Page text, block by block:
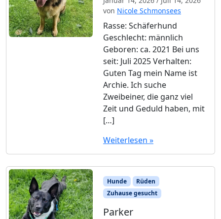
von Nicole Schmonsees
Rasse: Schäferhund
Geschlecht: männlich
Geboren: ca. 2021 Bei uns
seit: Juli 2025 Verhalten:
Guten Tag mein Name ist
Archie. Ich suche
Zweibeiner, die ganz viel
Zeit und Geduld haben, mit
[…]
Weiterlesen »
Hunde
Rüden
Zuhause gesucht
Parker